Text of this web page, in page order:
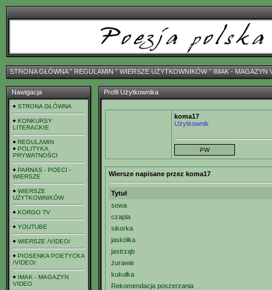
STRONA GŁÓWNAˇ REGULAMIN ˇ WIERSZE UŻYTKOWNIKÓWˇ IMAK - MAGAZYN
Nawigacja
STRONA GŁÓWNA
KONKURSY
LITERACKIE
REGULAMIN
POLITYKA
PRYWATNOŚCI
PARNAS - POECI -
WIERSZE
WIERSZE
UŻYTKOWNIKÓW
KORGO TV
YOUTUBE
WIERSZE /VIDEO/
PIOSENKA POETYCKA
/VIDEO/
IMAK - MAGAZYN
VIDEO
Profil Użytkownika
koma17
Użytkownik
Wiersze napisane przez koma17
Tytuł
sowa
czapla
sikorka
jaskółka
jastrząb
żurawie
kukułka
Rekomendacja poszerzania